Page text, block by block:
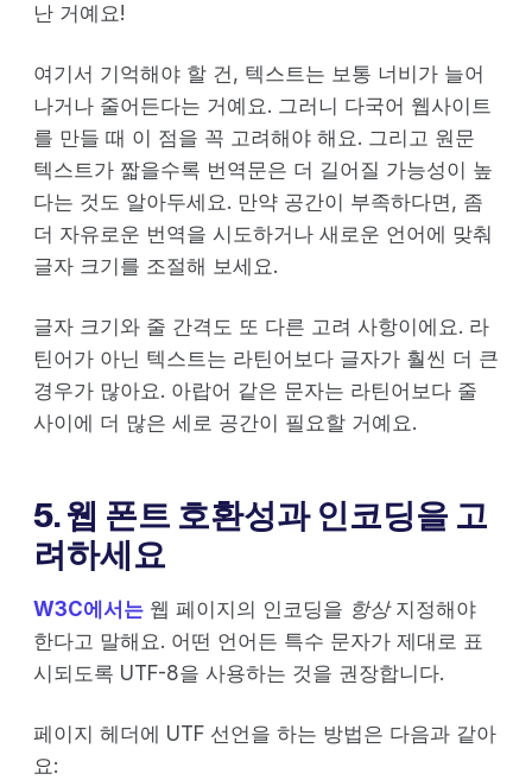
난 거예요!
여기서 기억해야 할 건, 텍스트는 보통 너비가 늘어
나거나 줄어든다는 거예요. 그러니 다국어 웹사이트
를 만들 때 이 점을 꼭 고려해야 해요. 그리고 원문
텍스트가 짧을수록 번역문은 더 길어질 가능성이 높
다는 것도 알아두세요. 만약 공간이 부족하다면, 좀
더 자유로운 번역을 시도하거나 새로운 언어에 맞춰
글자 크기를 조절해 보세요.
글자 크기와 줄 간격도 또 다른 고려 사항이에요. 라
틴어가 아닌 텍스트는 라틴어보다 글자가 훨씬 더 큰
경우가 많아요. 아랍어 같은 문자는 라틴어보다 줄
사이에 더 많은 세로 공간이 필요할 거예요.
5. 웹 폰트 호환성과 인코딩을 고
려하세요
W3C에서는 웹 페이지의 인코딩을 항상지정해야
한다고 말해요. 어떤 언어든 특수 문자가 제대로 표
시되도록 UTF-8을 사용하는 것을 권장합니다.
페이지 헤더에 UTF 선언을 하는 방법은 다음과 같아
요: